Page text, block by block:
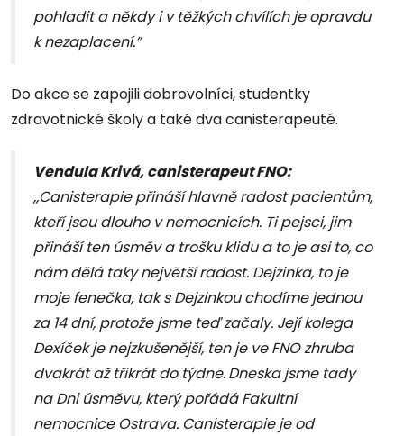
pohladit a někdy i v těžkých chvílích je opravdu
k nezaplacení.”
Do akce se zapojili dobrovolníci, studentky
zdravotnické školy a také dva canisterapeuté.
Vendula Krivá, canisterapeut FNO:
,,Canisterapie přináší hlavně radost pacientům,
kteří jsou dlouho v nemocnicích. Ti pejsci, jim
přináší ten úsměv a trošku klidu a to je asi to, co
nám dělá taky největší radost. Dejzinka, to je
moje fenečka, tak s Dejzinkou chodíme jednou
za 14 dní, protože jsme teď začaly. Její kolega
Dexíček je nejzkušenější, ten je ve FNO zhruba
dvakrát až třikrát do týdne.Dneska jsme tady
na Dni úsměvu, který pořádá Fakultní
nemocnice Ostrava. Canisterapie je od